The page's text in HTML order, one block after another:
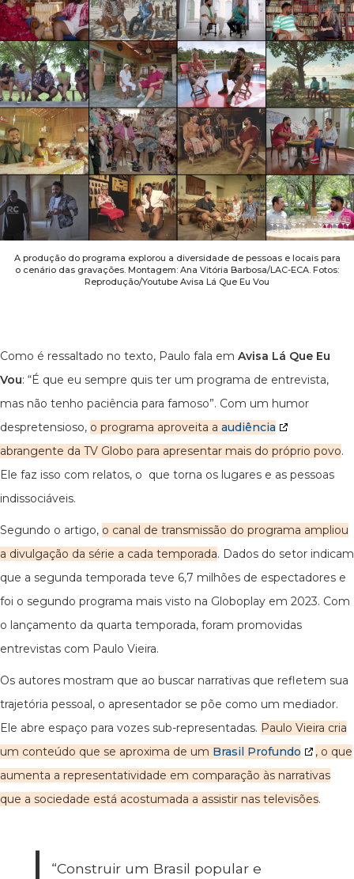
A produção do programa explorou a diversidade de pessoas e locais para
o cenário das gravações. Montagem: Ana Vitória Barbosa/LAC-ECA. Fotos:
Reprodução/Youtube Avisa Lá Que Eu Vou
Como é ressaltado no texto, Paulo fala em Avisa Lá Que Eu
Vou: “É que eu sempre quis ter um programa de entrevista,
mas não tenho paciência para famoso”. Com um humor
despretensioso, o programa aproveita a audiência
abrangente da TV Globo para apresentar mais do próprio povo.
Ele faz isso com relatos, o que torna os lugares e as pessoas
indissociáveis.
Segundo o artigo, o canal de transmissão do programa ampliou
a divulgação da série a cada temporada. Dados do setor indicam
que a segunda temporada teve 6,7 milhões de espectadores e
foi o segundo programa mais visto na Globoplay em 2023. Com
o lançamento da quarta temporada, foram promovidas
entrevistas com Paulo Vieira.
Os autores mostram que ao buscar narrativas que refletem sua
trajetória pessoal, o apresentador se põe como um mediador.
Ele abre espaço para vozes sub-representadas. Paulo Vieira cria
um conteúdo que se aproxima de um Brasil Profundo
, o que
aumenta a representatividade em comparação às narrativas
que a sociedade está acostumada a assistir nas televisões.
“Construir um Brasil popular e